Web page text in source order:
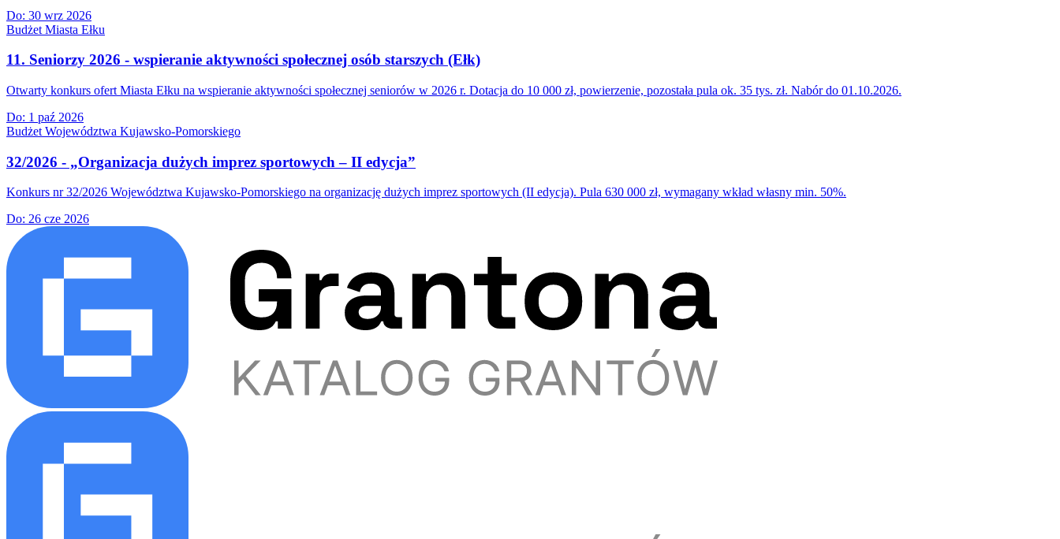
Do: 30 wrz 2026
Budżet Miasta Ełku
11. Seniorzy 2026 - wspieranie aktywności społecznej osób starszych (Ełk)
Otwarty konkurs ofert Miasta Ełku na wspieranie aktywności społecznej seniorów w 2026 r. Dotacja do 10 000 zł, powierzenie, pozostała pula ok. 35 tys. zł. Nabór do 01.10.2026.
Do: 1 paź 2026
Budżet Województwa Kujawsko-Pomorskiego
32/2026 - „Organizacja dużych imprez sportowych – II edycja”
Konkurs nr 32/2026 Województwa Kujawsko-Pomorskiego na organizację dużych imprez sportowych (II edycja). Pula 630 000 zł, wymagany wkład własny min. 50%.
Do: 26 cze 2026